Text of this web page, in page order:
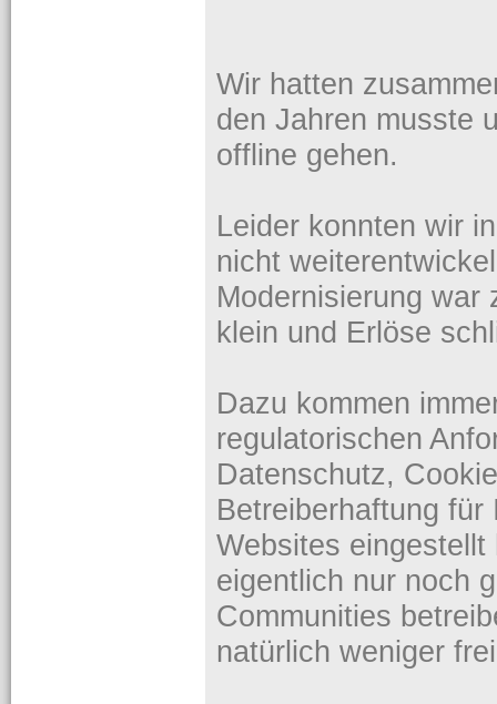
Wir hatten
den Jahren musste
offline gehen.
Leider konnten wir
nicht
Modernisierung
klein und Erlöse
Dazu kommen
regulatorischen
Datenschutz,
Betreiberhaftung
Websites
eigentlich nur noch
Communities
natürlich weniger